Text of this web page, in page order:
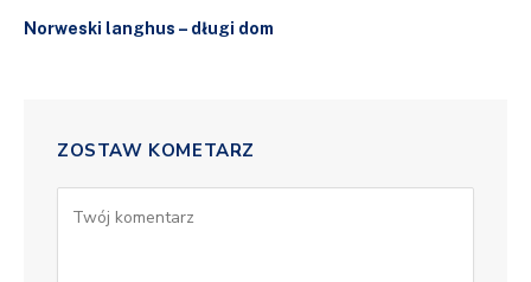
Norweski langhus – długi dom
ZOSTAW KOMETARZ